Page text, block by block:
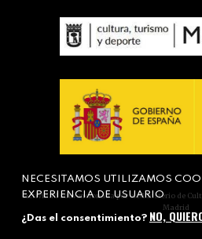
Actividad subvencionada por el Ministerio de
Madrid
NECESITAMOS UTILIZAMOS
EXPERIENCIA DE USUARIO
¿Das el consentimiento? NO,